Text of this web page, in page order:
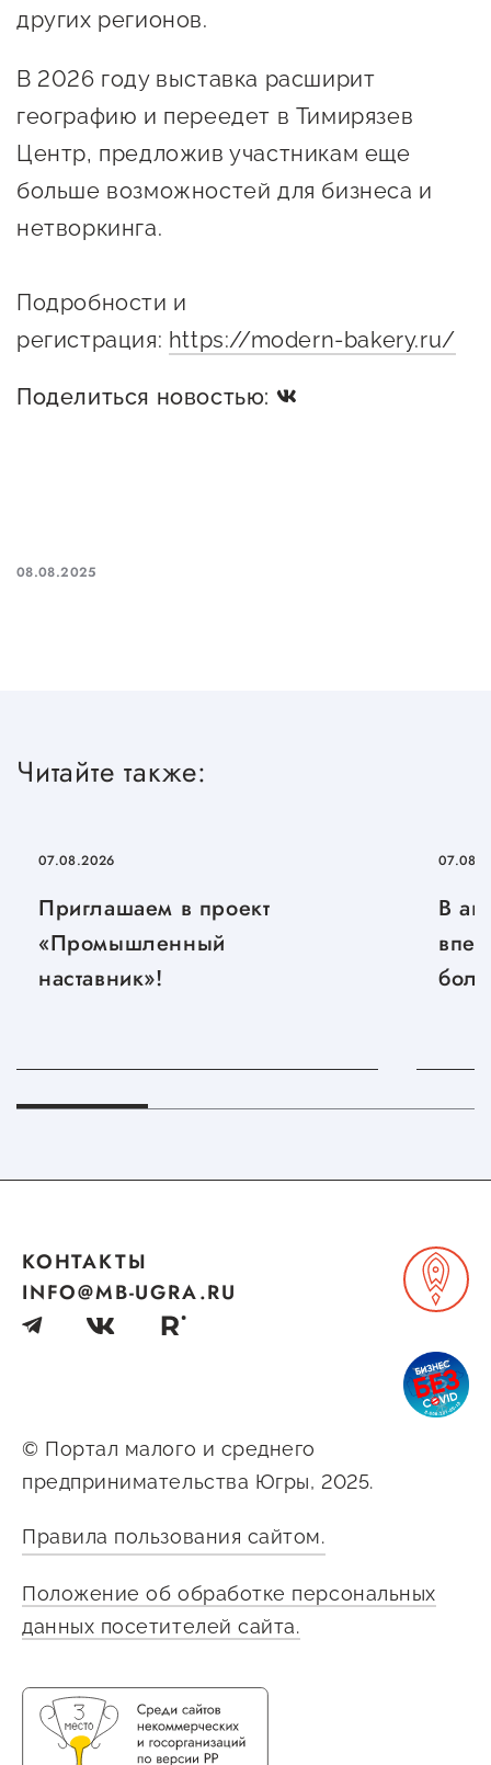
других регионов.
В 2026 году выставка расширит
географию и переедет в Тимирязев
Центр, предложив участникам еще
больше возможностей для бизнеса и
нетворкинга.
Подробности и
регистрация: https://modern-bakery.ru/
Поделиться новостью:
08.08.2025
Читайте также:
07.08.2026
Приглашаем в проект
«Промышленный
наставник»!
В
© Портал малого и среднего
предпринимательства Югры, 2025.
Правила пользования сайтом.
Положение об обработке персональных
данных посетителей сайта.
КОНТАКТЫ
INFO@MB-UGRA.RU